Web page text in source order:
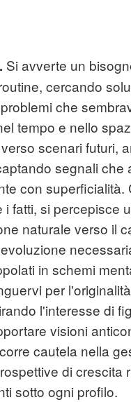
Si avverte un
cercando
che
tempo e nello
scenari futuri,
segnali che
con superficialità.
i fatti, si percepisce
naturale verso il
in schemi
per
l'interesse di
visioni
cautela nella
di crescita
sotto ogni profilo.